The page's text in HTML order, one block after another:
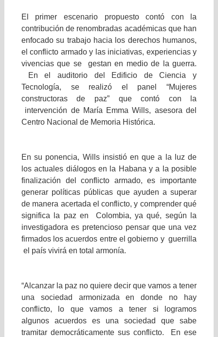
El primer escenario propuesto contó con la
contribución de renombradas académicas que han
enfocado su trabajo hacia los derechos humanos,
el conflicto armado y las iniciativas, experiencias y
vivencias que se gestan en medio de la guerra.
En el auditorio del Edificio de Ciencia y
Tecnología, se realizó el panel “Mujeres
constructoras de paz” que contó con la
intervención de María Emma Wills, asesora del
Centro Nacional de Memoria Histórica.
En su ponencia, Wills insistió en que a la luz de
los actuales diálogos en la Habana y a la posible
finalización del conflicto armado, es importante
generar políticas públicas que ayuden a superar
de manera acertada el conflicto, y comprender qué
significa la paz en Colombia, ya qué, según la
investigadora es pretencioso pensar que una vez
firmados los acuerdos entre el gobierno y guerrilla
el país vivirá en total armonía.
“Alcanzar la paz no quiere decir que vamos a tener
una sociedad armonizada en donde no hay
conflicto, lo que vamos a tener si logramos
algunos acuerdos es una sociedad que sabe
tramitar democráticamente sus conflicto. En ese